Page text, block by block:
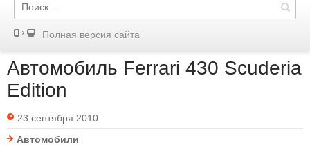
Полная версия сайта
Автомобиль Ferrari 430 Scuderia
Edition
23 сентября 2010
Автомобили